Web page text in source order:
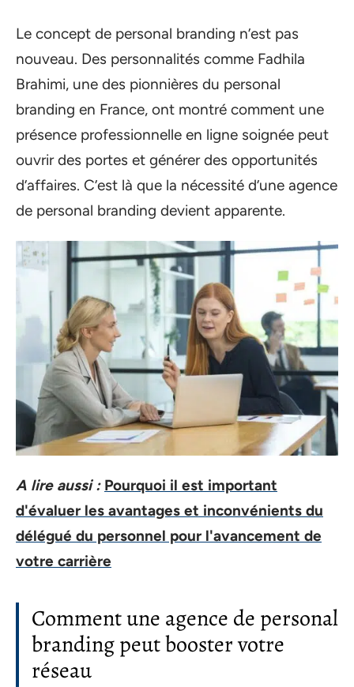
Le concept de personal branding n’est pas
nouveau. Des personnalités comme Fadhila
Brahimi, une des pionnières du personal
branding en France, ont montré comment une
présence professionnelle en ligne soignée peut
ouvrir des portes et générer des opportunités
d’affaires. C’est là que la nécessité d’une agence
de personal branding devient apparente.
A lire aussi : Pourquoi il est important
d'évaluer les avantages et inconvénients du
délégué du personnel pour l'avancement de
votre carrière
Comment une agence de personal
branding peut booster votre
réseau